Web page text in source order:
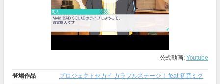
公式動画: Youtube
登場作品
プロジェクトセカイ カラフルステージ！ feat.初音ミク